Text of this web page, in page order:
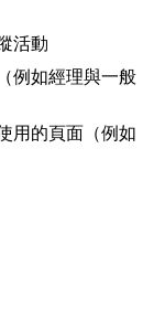
活動
例如經理與一般
用的頁面（例如